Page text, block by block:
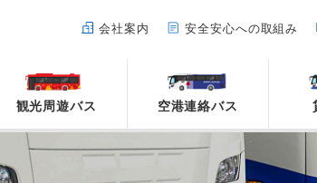
会社案内 安全安心への取組み
観光周遊バス 空港連絡バス